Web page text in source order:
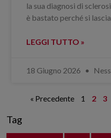
la sua diagnosi di
è bastato perché si
LEGGI TUTTO »
18 Giugno 2026
« Precedente 1 2 3
Tag